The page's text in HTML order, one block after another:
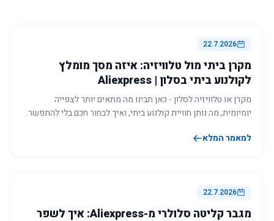
22.7.2026
מקרן ביתי מול טלוויזיה: איזה מסך מומלץ
לקולנוע ביתי בסלון | Aliexpress
מקרן או טלוויזיה לסלון - כאן תבינו מה מתאים יותר לצפייה
יומיומית, מה נותן חוויית קולנוע ביתי, ואיך לבחור חכם בלי להתפשר.
למאמר המלא
22.7.2026
מגבר קליטה סלולרי מ-Aliexpress: איך לשפר